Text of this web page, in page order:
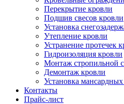
Перекрытие кровли
Подшив свесов кровли
Установка
Утепление кровли
Устранение протечек
Гидроизоляция кровли
Монтаж стропильной
Демонтаж кровли
Установка
Контакты
Прайс-лист